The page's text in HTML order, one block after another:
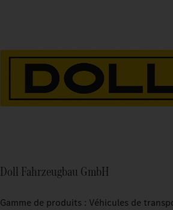
Doll Fahrzeugbau GmbH
Gamme de produits : Véhicules de